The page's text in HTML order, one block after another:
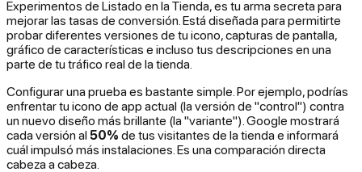
Experimentos de Listado en la Tienda, es tu arma secreta para
mejorar las tasas de conversión. Está diseñada para permitirte
probar diferentes versiones de tu icono, capturas de pantalla,
gráfico de características e incluso tus descripciones en una
parte de tu tráfico real de la tienda.
Configurar una prueba es bastante simple. Por ejemplo, podrías
enfrentar tu icono de app actual (la versión de "control") contra
un nuevo diseño más brillante (la "variante"). Google mostrará
cada versión al50% de tus visitantes de la tienda e informará
cuál impulsó más instalaciones. Es una comparación directa
cabeza a cabeza.